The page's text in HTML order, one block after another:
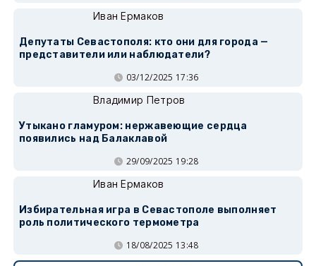
Иван Ермаков
Депутаты Севастополя: кто они для города —
представители или наблюдатели?
03/12/2025 17:36
Владимир Петров
Утыкано гламуром: нержавеющие сердца
появились над Балаклавой
29/09/2025 19:28
Иван Ермаков
Избирательная игра в Севастополе выполняет
роль политического термометра
18/08/2025 13:48